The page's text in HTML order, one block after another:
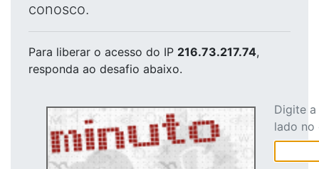
conosco.
Para liberar o acesso do IP 216.73.217.74,
responda ao desafio abaixo.
Digite
lado no